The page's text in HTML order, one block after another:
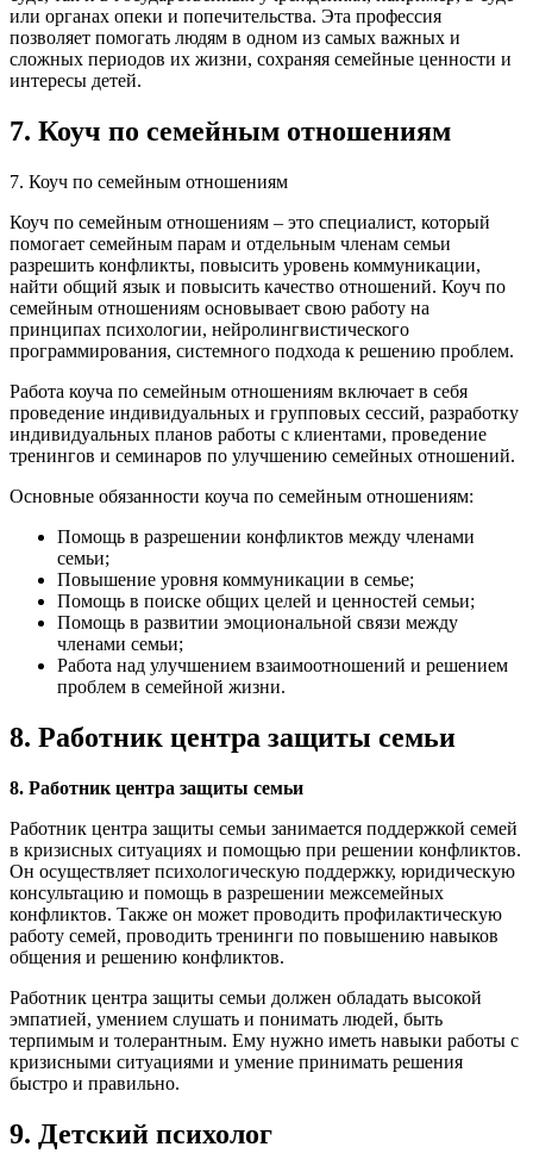
или органах опеки и попечительства. Эта профессия
позволяет помогать людям в одном из самых важных и
сложных периодов их жизни, сохраняя семейные ценности и
интересы детей.
7. Коуч по семейным отношениям
7. Коуч по семейным отношениям
Коуч по семейным отношениям – это специалист, который
помогает семейным парам и отдельным членам семьи
разрешить конфликты, повысить уровень коммуникации,
найти общий язык и повысить качество отношений. Коуч по
семейным отношениям основывает свою работу на
принципах психологии, нейролингвистического
программирования, системного подхода к решению проблем.
Работа коуча по семейным отношениям включает в себя
проведение индивидуальных и групповых сессий, разработку
индивидуальных планов работы с клиентами, проведение
тренингов и семинаров по улучшению семейных отношений.
Основные обязанности коуча по семейным отношениям:
Помощь в разрешении конфликтов между членами
семьи;
Повышение уровня коммуникации в семье;
Помощь в поиске общих целей и ценностей семьи;
Помощь в развитии эмоциональной связи между
членами семьи;
Работа над улучшением взаимоотношений и решением
проблем в семейной жизни.
8. Работник центра защиты семьи
8. Работник центра защиты семьи
Работник центра защиты семьи занимается поддержкой семей
в кризисных ситуациях и помощью при решении конфликтов.
Он осуществляет психологическую поддержку, юридическую
консультацию и помощь в разрешении межсемейных
конфликтов. Также он может проводить профилактическую
работу семей, проводить тренинги по повышению навыков
общения и решению конфликтов.
Работник центра защиты семьи должен обладать высокой
эмпатией, умением слушать и понимать людей, быть
терпимым и толерантным. Ему нужно иметь навыки работы с
кризисными ситуациями и умение принимать решения
быстро и правильно.
9. Детский психолог